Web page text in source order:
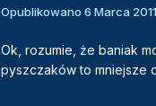
Opublikowano 6 Marca 2011
Ok, rozumie, że baniak
pyszczaków to mniejsze